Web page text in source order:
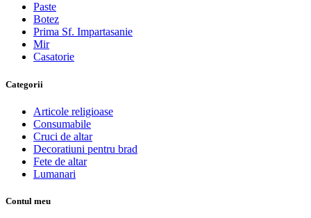
Paste
Botez
Prima Sf. Impartasanie
Mir
Casatorie
Categorii
Articole religioase
Consumabile
Cruci de altar
Decoratiuni pentru brad
Fete de altar
Lumanari
Contul meu